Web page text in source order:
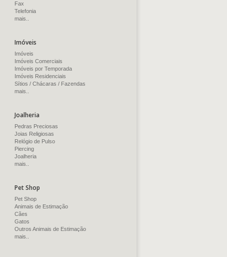
Fax
Telefonia
mais..
Imóveis
Imóveis
Imóveis Comerciais
Imóveis por Temporada
Imóveis Residenciais
Sítios / Chácaras / Fazendas
mais..
Joalheria
Pedras Preciosas
Joias Religiosas
Relógio de Pulso
Piercing
Joalheria
mais..
Pet Shop
Pet Shop
Animais de Estimação
Cães
Gatos
Outros Animais de Estimação
mais..